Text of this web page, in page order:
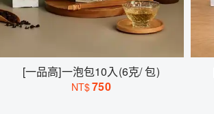
[一品高]一泡包10入(6克/ 包)
NT$750